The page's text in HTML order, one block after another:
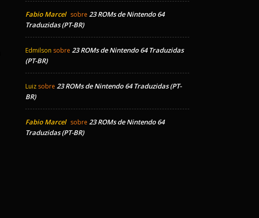
Fabio Marcel sobre 23 ROMs de Nintendo 64
Traduzidas (PT-BR)
Edmilson sobre 23 ROMs de Nintendo 64 Traduzidas
(PT-BR)
Luiz sobre 23 ROMs de Nintendo 64 Traduzidas (PT-
BR)
Fabio Marcel sobre 23 ROMs de Nintendo 64
Traduzidas (PT-BR)